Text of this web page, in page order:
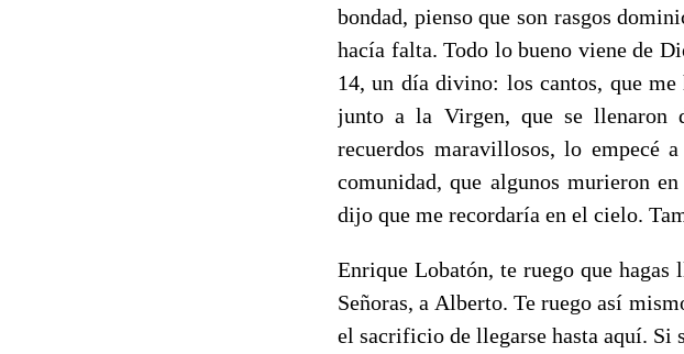
bondad, pienso que son rasgos
hacía falta. Todo lo bueno viene de
14, un día divino: los cantos, que
junto a la Virgen, que se llenaron
recuerdos maravillosos, lo empecé
comunidad, que algunos murieron
dijo que me recordaría en el cielo.
Enrique Lobatón, te ruego que
Señoras, a Alberto. Te ruego así
el sacrificio de llegarse hasta aquí.